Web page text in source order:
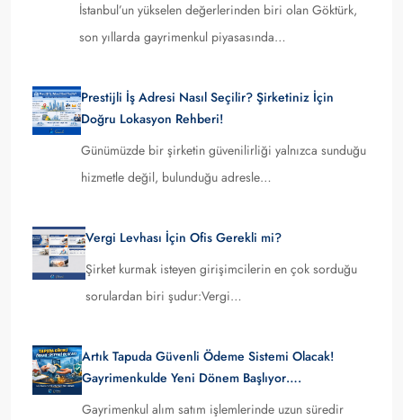
İstanbul’un yükselen değerlerinden biri olan Göktürk,
son yıllarda gayrimenkul piyasasında…
Prestijli İş Adresi Nasıl Seçilir? Şirketiniz İçin
Doğru Lokasyon Rehberi!
Günümüzde bir şirketin güvenilirliği yalnızca sunduğu
hizmetle değil, bulunduğu adresle…
Vergi Levhası İçin Ofis Gerekli mi?
Şirket kurmak isteyen girişimcilerin en çok sorduğu
sorulardan biri şudur:Vergi…
Artık Tapuda Güvenli Ödeme Sistemi Olacak!
Gayrimenkulde Yeni Dönem Başlıyor….
Gayrimenkul alım satım işlemlerinde uzun süredir